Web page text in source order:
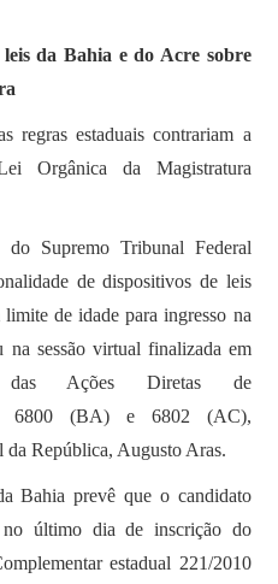
da Bahia e do Acre sobre
regras estaduais contrariam a
Orgânica da Magistratura
Supremo Tribunal Federal
de dispositivos de leis
de idade para ingresso na
na sessão virtual finalizada em
das Ações Diretas de
6800 (BA) e 6802 (AC),
da República, Augusto Aras.
Bahia prevê que o candidato
último dia de inscrição do
estadual 221/2010